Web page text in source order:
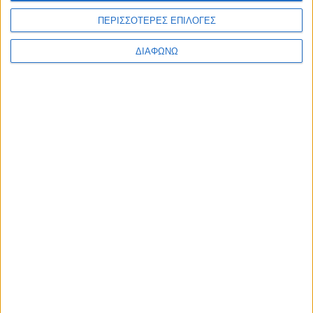
ΠΕΡΙΣΣΟΤΕΡΕΣ ΕΠΙΛΟΓΕΣ
ΔΙΑΦΩΝΩ